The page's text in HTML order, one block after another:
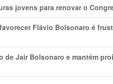
jovens para renovar o
Flávio Bolsonaro é
de Jair Bolsonaro e mantém